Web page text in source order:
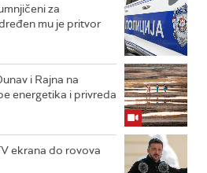
za
mu je pritvor
i Rajna na
energetika i privreda
ekrana do rovova